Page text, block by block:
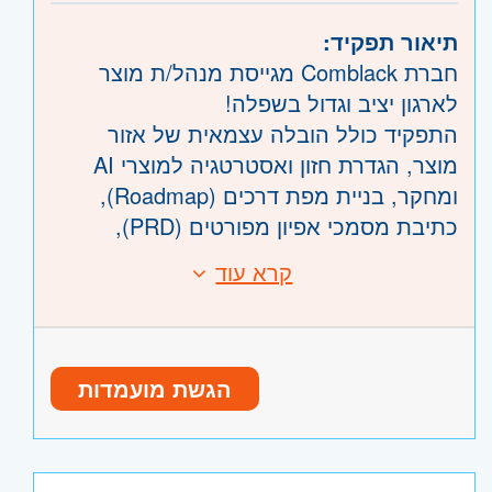
מלאכי
השפלה- ראשון לציון ונס- ציונה, רמלה לוד,
רחובות, יבנה
תיאור תפקיד:
חברת Comblack מגייסת מנהל/ת מוצר
לארגון יציב וגדול בשפלה!
התפקיד כולל הובלה עצמאית של אזור
מוצר, הגדרת חזון ואסטרטגיה למוצרי AI
ומחקר, בניית מפת דרכים (Roadmap),
כתיבת מסמכי אפיון מפורטים (PRD),
ארגוניות, וניהול צוות ניהול מוצר.
(מתוכם לפחות 3 שנים בניהול מוצרים
לפחות 6 שנות ניסיון בהתמקדות במוצרי
קרא עוד
הגשת מועמדות